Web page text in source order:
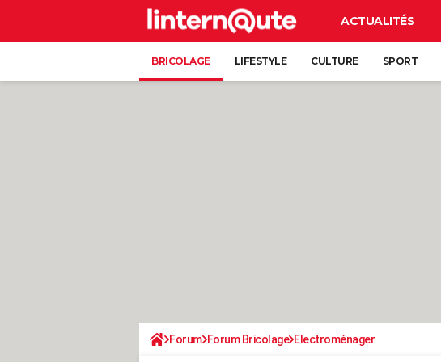
ACTUALITÉS
BRICOLAGE LIFESTYLE CULTURE SPORT
Forum Forum Bricolage Electroménager